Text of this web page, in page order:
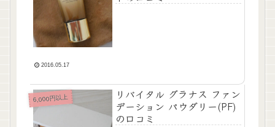
2016.05.17
6,000円以上
リバイタル グラナス ファン
デーション パウダリー(PF)
の口コミ